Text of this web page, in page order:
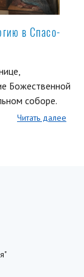
в Спасо-
Божественной
соборе.
Читать далее